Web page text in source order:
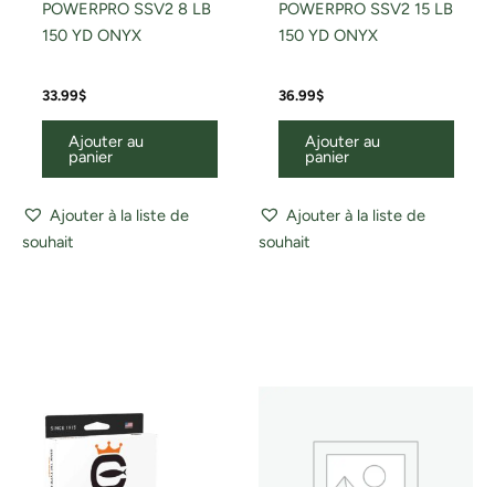
POWERPRO SSV2 8 LB
150 YD ONYX
33.99$
Ajouter au
panier
Ajouter à la liste de
souhait
POWERPRO SSV2 15 LB
150 YD ONYX
36.99$
Ajouter au
panier
Ajouter à la liste de
souhait